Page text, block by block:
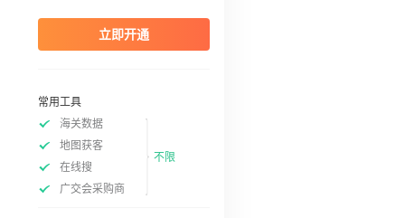
立即开通
常用工具
海关数据
地图获客
在线搜
广交会采购商
不限